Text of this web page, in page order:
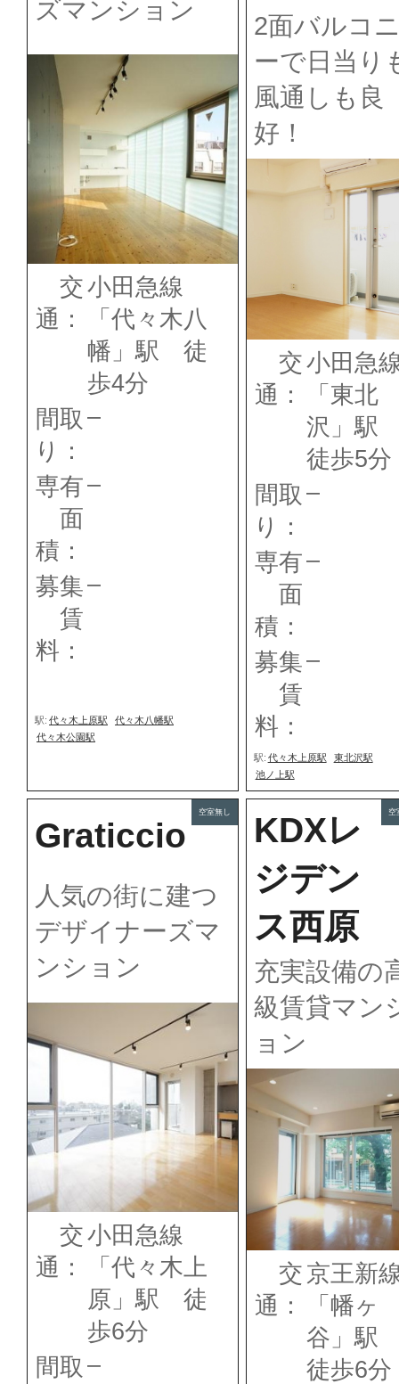
ズマンション
交
通：
小田急線
「代々木八
幡」駅 徒
歩4分
間取
り：
–
専有
面
積：
–
募集
賃
料：
–
駅: 代々木上原駅
代々木八幡駅
代々木公園駅
2面バルコ
ーで日当り
風通しも良
好！
交
通：
小田急
「東北
沢」
徒歩5分
間取
り：
–
専有
面
積：
–
募集
賃
料：
–
駅: 代々木上原駅
東北沢駅
池ノ上駅
Graticcio
人気の街に建つ
デザイナーズマ
ンション
交
通：
小田急線
「代々木上
原」駅 徒
歩6分
間取 –
空室無し
KDXレ
ジデン
ス西原
充実設備の
級賃貸マン
ョン
交
通：
京王新
「幡ヶ
谷」
徒歩6分
空